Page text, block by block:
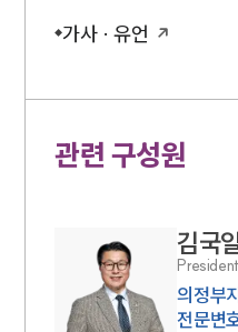
가사 · 유언
관련 구성원
김국
의정부
전문변